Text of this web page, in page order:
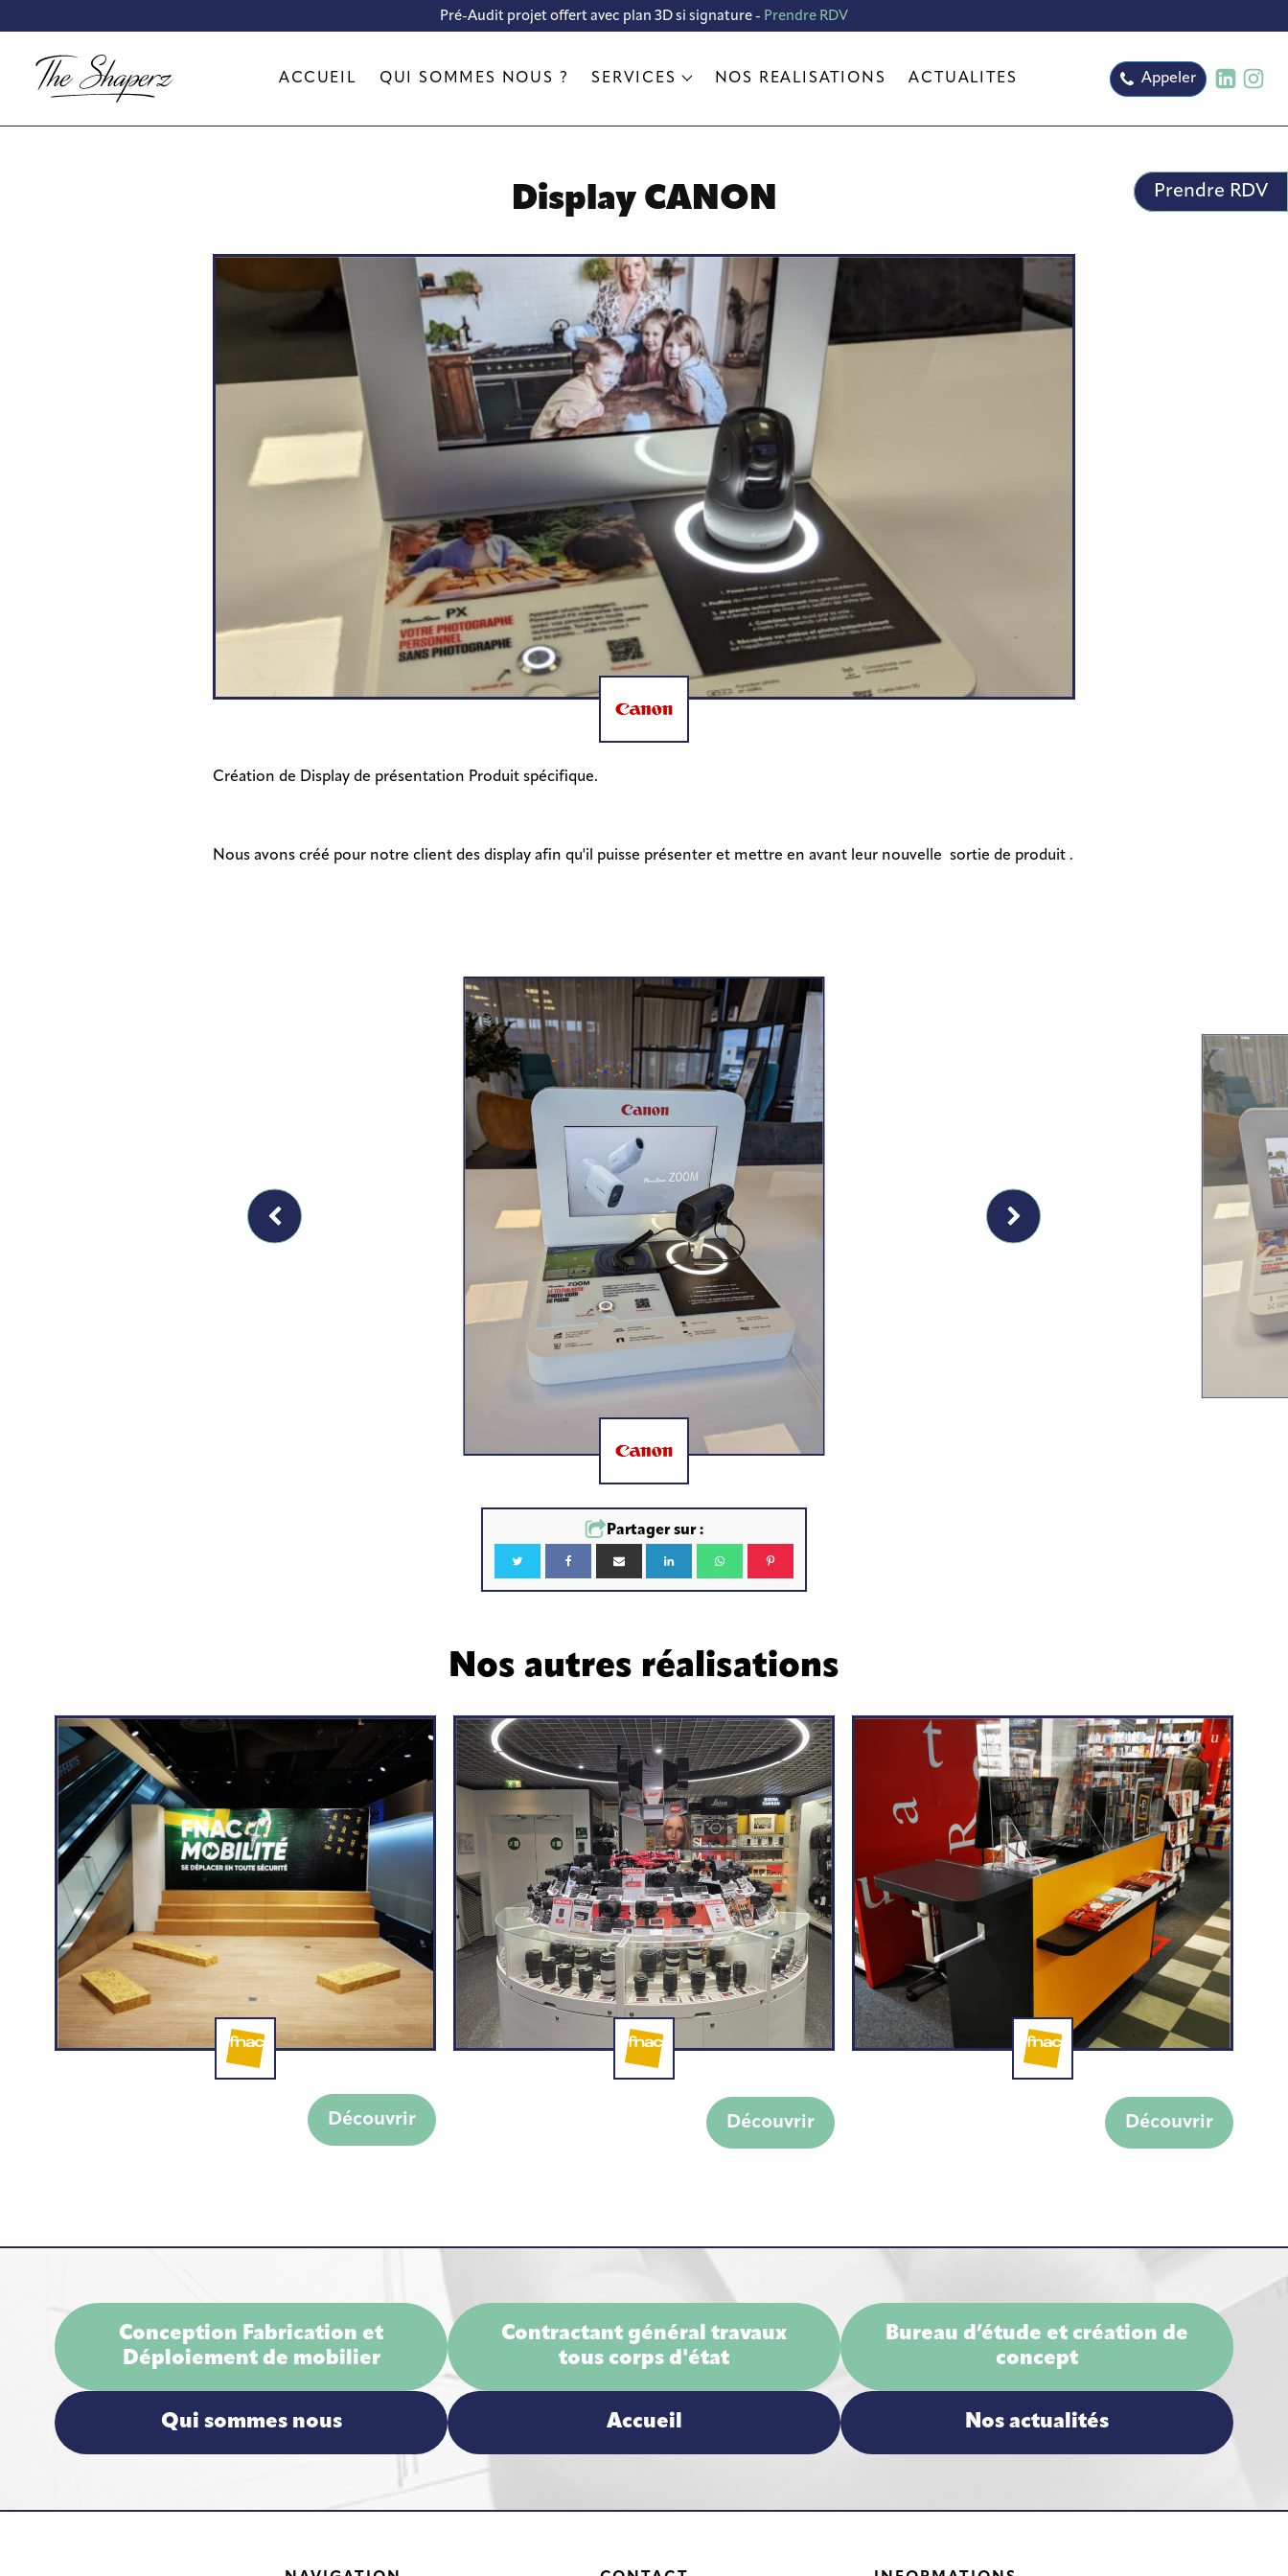
Pré-Audit projet offert avec plan 3D si signature - Prendre RDV
ACCUEIL QUI SOMMES NOUS ? SERVICES
Bureau d’étude et création
Conception Fabrication et
Déploiement de mobilier
NOS RÉALISATIONS ACTUALITÉS Appeler
Prendre RDV
Display CANON
Création de Display de présentation Produit spécifique.
Nous avons créé pour notre client des display afin qu'il puisse présenter et mettre en avant leur nouvelle sortie de produit .
Partager sur :
Nos autres réalisations
Découvrir Découvrir Découvrir
Conception Fabrication et
Déploiement de mobilier
Contractant général travaux
tous corps d'état
Bureau d’étude et création de
concept
Qui sommes nous Accueil Nos actualités